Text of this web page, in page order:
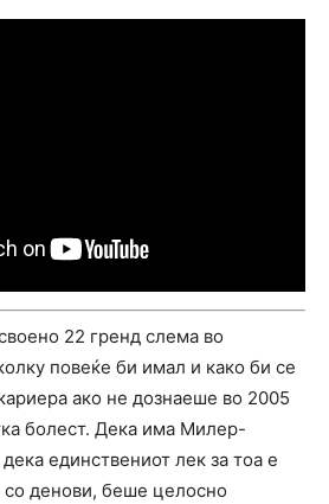
22 гренд слема во
повеќе би имал и како би се
ако не дознаеше во 2005
болест. Дека има Милер-
единствениот лек за тоа е
денови, беше целосно